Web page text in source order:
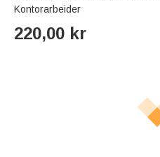
Kontorarbeider
220,00 kr